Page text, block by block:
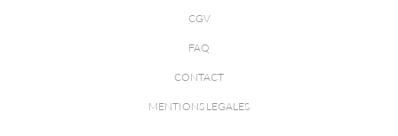
CGV
FAQ
CONTACT
MENTIONS LEGALES